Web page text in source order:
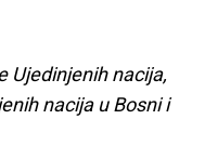
Ujedinjenih nacija,
nacija u Bosni i